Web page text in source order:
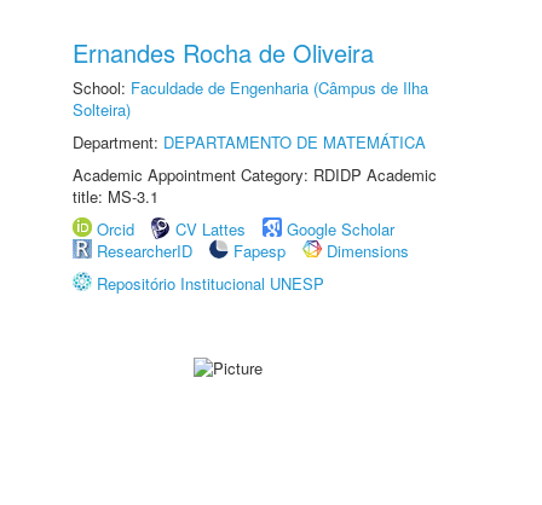
Ernandes Rocha de Oliveira
School: Faculdade de Engenharia (Câmpus de Ilha
Solteira)
Department: DEPARTAMENTO DE MATEMÁTICA
Academic Appointment Category: RDIDP Academic
title: MS-3.1
Orcid
CV Lattes
Google Scholar
ResearcherID
Fapesp
Dimensions
Repositório Institucional UNESP